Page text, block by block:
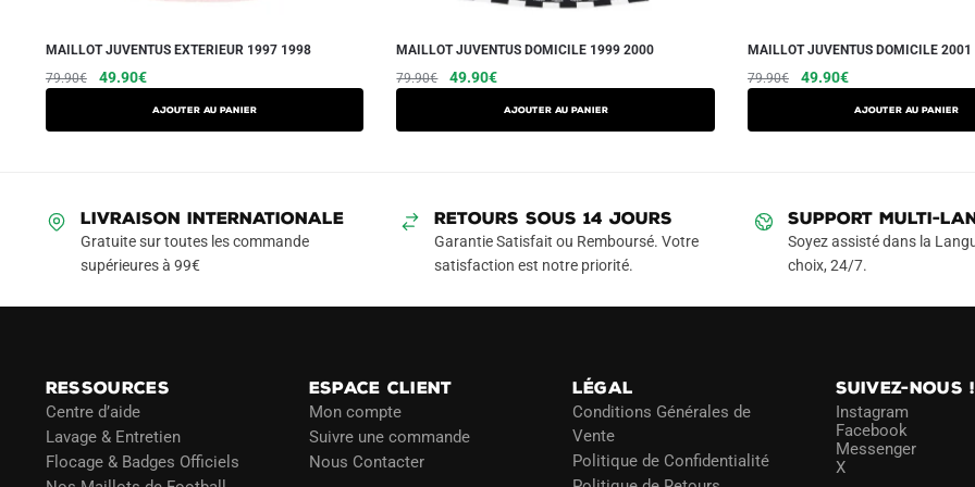
MAILLOT JUVENTUS EXTERIEUR 1997 1998
79.90€
Le
49.90€Le
AJOUTER AU PANIER
Ce
produit
a
Les
options
peuvent
page
du
produit
MAILLOT JUVENTUS DOMICILE 1999 2000
79.90€
Le
49.90€Le
AJOUTER AU PANIER
Ce
produit
a
Les
options
peuvent
MAILLOT JUVENTUS DOMICILE
79.90€
Le
49.90€Le
AJOUTER AU PANIER
Ce
produit
a
Les
options
peuvent
page
du
produit
LIVRAISON INTERNATIONALE
Gratuite sur toutes les commande
supérieures à 99€
RETOURS SOUS 14 JOURS
Garantie Satisfait ou Remboursé. Votre
satisfaction est notre priorité.
SUPPORT MULTI-
Soyez assisté dans la
choix, 24/7.
RESSOURCES
Centre d’aide
Lavage & Entretien
Flocage & Badges Officiels
ESPACE CLIENT
Mon compte
Suivre une commande
Nous Contacter
LÉGAL
Conditions Générales de
Vente
Politique de Confidentialité
SUIVEZ-NOUS !
Instagram
Facebook
Messenger
X